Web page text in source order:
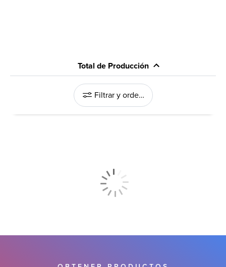
Total de Producción
Filtrar y ordenar